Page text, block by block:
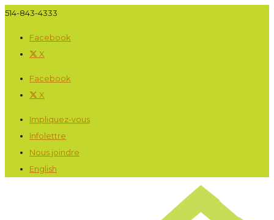
514-843-4333
Facebook
X
Facebook
X
Impliquez-vous
Infolettre
Nous joindre
English